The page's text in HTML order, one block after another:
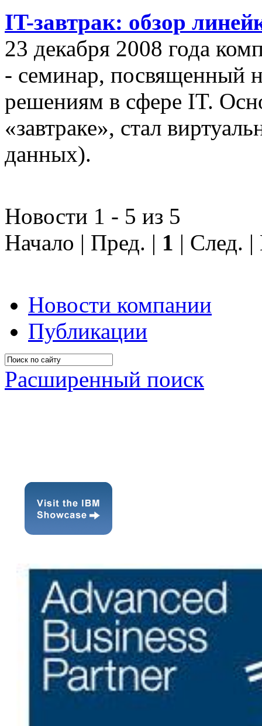
IT-завтрак: обзор
23 декабря 2008 года
- семинар, посвященный
решениям в сфере IT.
«завтраке», стал
данных).
Новости 1 - 5 из 5
Начало | Пред. | 1 | След.
Новости компании
Публикации
Расширенный поиск